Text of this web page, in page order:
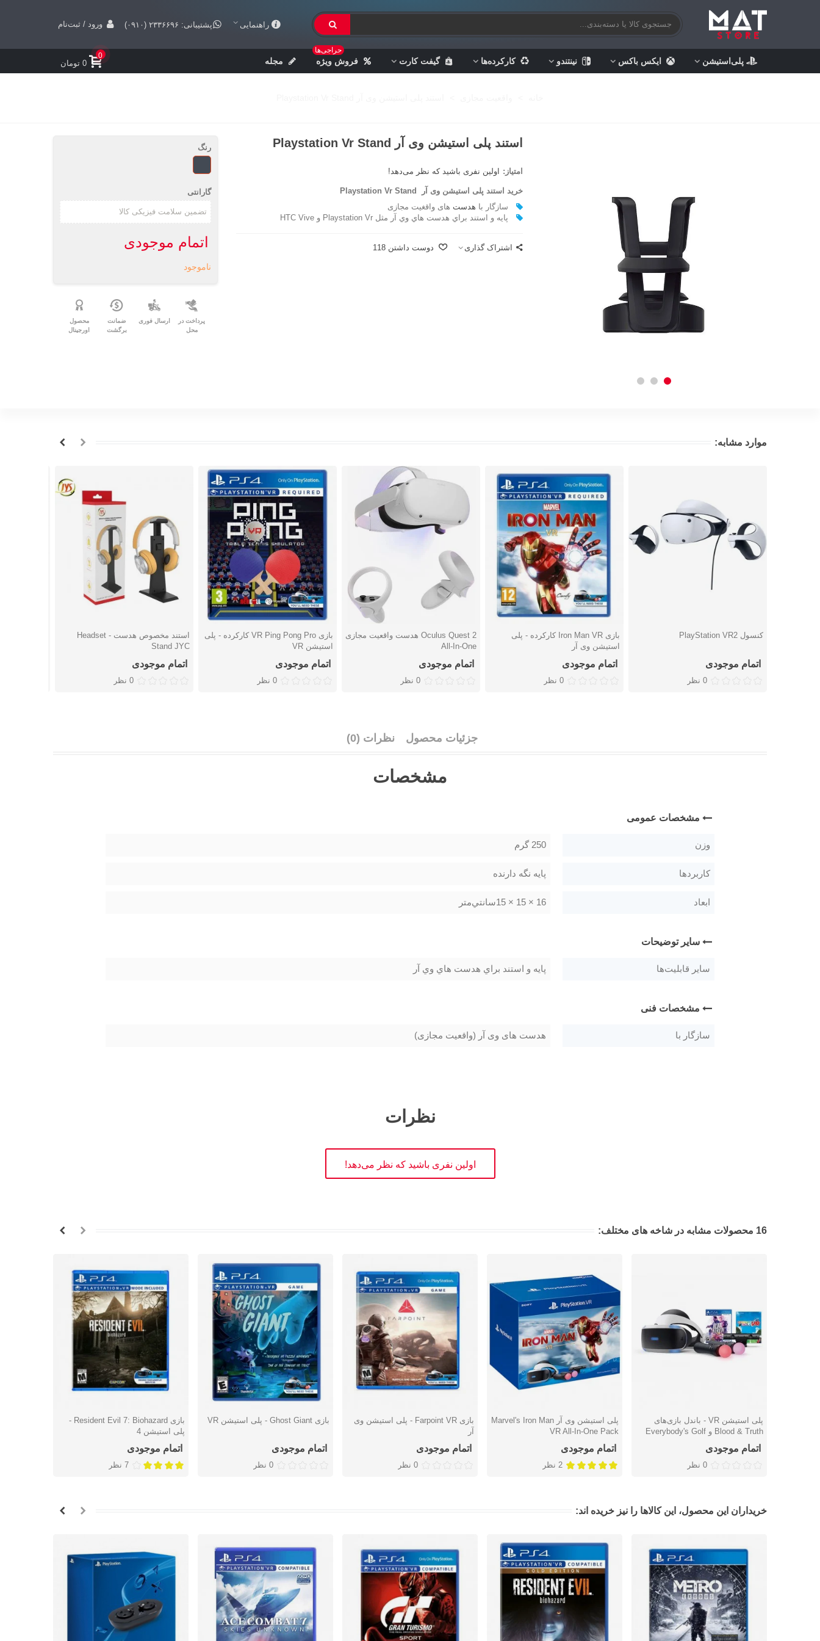
راهنمایی پشتیبانی: ۲۳۳۶۶۹۶ (۰۹۱۰) ورود / ثبت‌نام
پلی‌استیشن ایکس باکس نینتندو کارکرده‌ها گیفت کارت فروش ویژه
حراجی‌ها
مجله
0
0 تومان
استند پلی استیشن وی آر Playstation Vr Stand
امتیاز: اولین نفری باشید که نظر می‌دهد!
خرید استند پلی استیشن وی آر Playstation Vr Stand
سازگار با هدستهای واقغیت مجازی
پايه و استند براي هدست هاي وي آر مثل Playstation Vr و HTC Vive
اشتراک گذاری دوست داشتن 118
رنگ
گارانتی
اتمام موجودی
ناموجود
پرداخت در
محل
ارسال فوری
ضمانت
برگشت
محصول
اورجینال
موارد مشابه:
دوست داشتن کنسول PlayStation VR2
اتمام موجودی
0 نظر
دوست داشتنبازی Iron Man VR کارکرده - پلی
استیشن وی آر
اتمام موجودی
0 نظر
دوست داشتنOculus Quest 2 هدست واقعیت مجازی
All-In-One
اتمام موجودی
0 نظر
دوست داشتن
بازی VR Ping Pong Pro کارکرده - پلی
استیشن VR
اتمام موجودی
0 نظر
دوست داشتن
استند مخصوص هدست - Headset
Stand JYC
اتمام موجودی
0 نظر
جزئیات محصول نظرات (0)
مشخصات
مشخصات عمومی
وزن 250 گرم
کاربردها پایه نگه دارنده
ابعاد 16 × 15 × 15سانتي‌متر
سایر توضیحات
سایر قابلیت‌ها پايه و استند براي هدست هاي وي آر
مشخصات فنی
سازگار با هدست های وی آر (واقعیت مجازی)
نظرات
اولین نفری باشید که نظر می‌دهد!
16 محصولات مشابه در شاخه های مختلف:
دوست داشتنپلی استیشن VR - باندل بازی‌های
Blood & Truth و Everybody's Golf
اتمام موجودی
0 نظر
دوست داشتنپلی استیشن وی آر Marvel's Iron Man
VR All-In-One Pack
اتمام موجودی
2 نظر
دوست داشتنبازی Farpoint VR - پلی استیشن وی
آر
اتمام موجودی
0 نظر
دوست داشتن بازی Ghost Giant - پلی استیشن VR
اتمام موجودی
0 نظر
دوست داشتن
بازی Resident Evil 7: Biohazard -
پلی استیشن 4
اتمام موجودی
7 نظر
خریداران این محصول، این کالاها را نیز خریده اند: